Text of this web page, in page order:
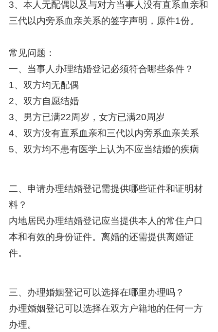
3、本人无配偶以及与对方当事人没有直系血亲和
三代以内旁系血亲关系的签字声明，原件1份。
常见问题：
一、当事人办理结婚登记必须符合哪些条件？
1、双方均无配偶
2、双方自愿结婚
3、男方已满22周岁，女方已满20周岁
4、双方没有直系血亲和三代以内旁系血亲关系
5、双方均不患有医学上认为不应当结婚的疾病
二、申请办理结婚登记需提供哪些证件和证明材
料？
内地居民办理结婚登记应当提供本人的常住户口
本和有效的身份证件。离婚的还需提供离婚证
件。
三、办理婚姻登记可以选择在哪里办理吗？
办理婚姻登记可以选择在双方户籍地的任何一方
办理。